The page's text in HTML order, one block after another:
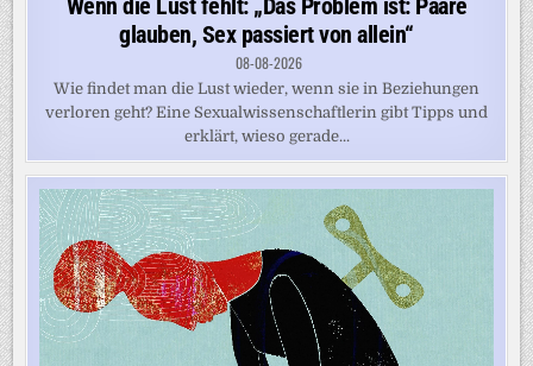
Wenn die Lust fehlt: „Das Problem ist: Paare
glauben, Sex passiert von allein“
08-08-2026
Wie findet man die Lust wieder, wenn sie in Beziehungen
verloren geht? Eine Sexualwissenschaftlerin gibt Tipps und
erklärt, wieso gerade...